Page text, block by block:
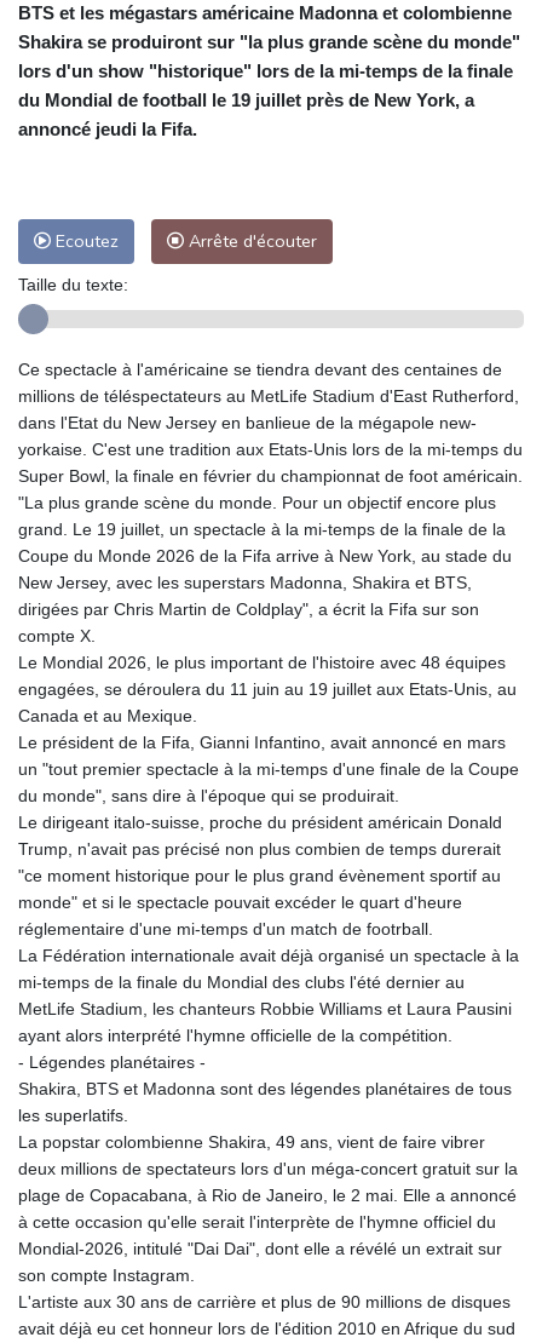
BTS et les mégastars américaine Madonna et colombienne
Shakira se produiront sur "la plus grande scène du monde"
lors d'un show "historique" lors de la mi-temps de la finale
du Mondial de football le 19 juillet près de New York, a
annoncé jeudi la Fifa.
Ecoutez Arrête d'écouter
Taille du texte:
Ce spectacle à l'américaine se tiendra devant des centaines de
millions de téléspectateurs au MetLife Stadium d'East Rutherford,
dans l'Etat du New Jersey en banlieue de la mégapole new-
yorkaise. C'est une tradition aux Etats-Unis lors de la mi-temps du
Super Bowl, la finale en février du championnat de foot américain.
"La plus grande scène du monde. Pour un objectif encore plus
grand. Le 19 juillet, un spectacle à la mi-temps de la finale de la
Coupe du Monde 2026 de la Fifa arrive à New York, au stade du
New Jersey, avec les superstars Madonna, Shakira et BTS,
dirigées par Chris Martin de Coldplay", a écrit la Fifa sur son
compte X.
Le Mondial 2026, le plus important de l'histoire avec 48 équipes
engagées, se déroulera du 11 juin au 19 juillet aux Etats-Unis, au
Canada et au Mexique.
Le président de la Fifa, Gianni Infantino, avait annoncé en mars
un "tout premier spectacle à la mi-temps d'une finale de la Coupe
du monde", sans dire à l'époque qui se produirait.
Le dirigeant italo-suisse, proche du président américain Donald
Trump, n'avait pas précisé non plus combien de temps durerait
"ce moment historique pour le plus grand évènement sportif au
monde" et si le spectacle pouvait excéder le quart d'heure
réglementaire d'une mi-temps d'un match de footrball.
La Fédération internationale avait déjà organisé un spectacle à la
mi-temps de la finale du Mondial des clubs l'été dernier au
MetLife Stadium, les chanteurs Robbie Williams et Laura Pausini
ayant alors interprété l'hymne officielle de la compétition.
- Légendes planétaires -
Shakira, BTS et Madonna sont des légendes planétaires de tous
les superlatifs.
La popstar colombienne Shakira, 49 ans, vient de faire vibrer
deux millions de spectateurs lors d'un méga-concert gratuit sur la
plage de Copacabana, à Rio de Janeiro, le 2 mai. Elle a annoncé
à cette occasion qu'elle serait l'interprète de l'hymne officiel du
Mondial-2026, intitulé "Dai Dai", dont elle a révélé un extrait sur
son compte Instagram.
L'artiste aux 30 ans de carrière et plus de 90 millions de disques
avait déjà eu cet honneur lors de l'édition 2010 en Afrique du sud